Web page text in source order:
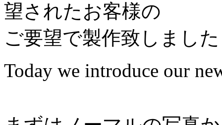
望されたお客様の
ご要望で製作致しまし
Today we introduce our